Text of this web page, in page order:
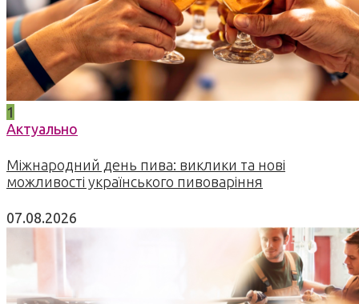
1
Актуально
Міжнародний день пива: виклики та нові
можливості українського пивоваріння
07.08.2026